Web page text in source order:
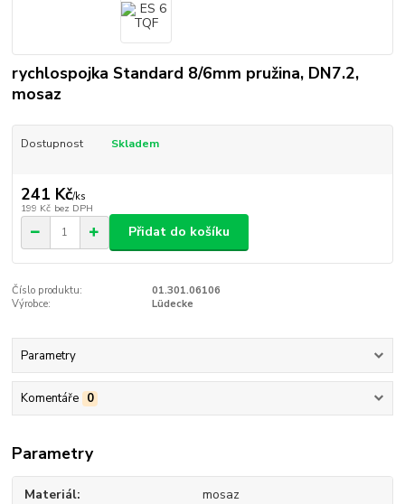
rychlospojka Standard 8/6mm pružina, DN7.2,
mosaz
Dostupnost Skladem
241 Kč/ks
199 Kč bez DPH
Přidat do košíku
Číslo produktu:
01.301.06106
Výrobce:
Lüdecke
Parametry
Komentáře 0
Parametry
Materiál mosaz